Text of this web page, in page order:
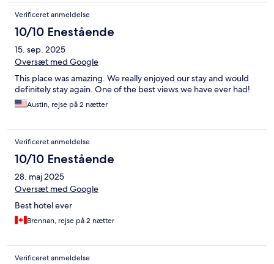
Verificeret anmeldelse
10/10 Enestående
15. sep. 2025
Oversæt med Google
This place was amazing. We really enjoyed our stay and would
definitely stay again. One of the best views we have ever had!
Austin, rejse på 2 nætter
Verificeret anmeldelse
10/10 Enestående
28. maj 2025
Oversæt med Google
Best hotel ever
Brennan, rejse på 2 nætter
Verificeret anmeldelse